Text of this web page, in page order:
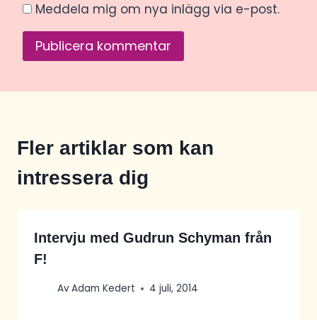
Meddela mig om nya inlägg via e-post.
Fler artiklar som kan
intressera dig
Intervju med Gudrun Schyman från
F!
AvAdam Kedert 4 juli, 2014